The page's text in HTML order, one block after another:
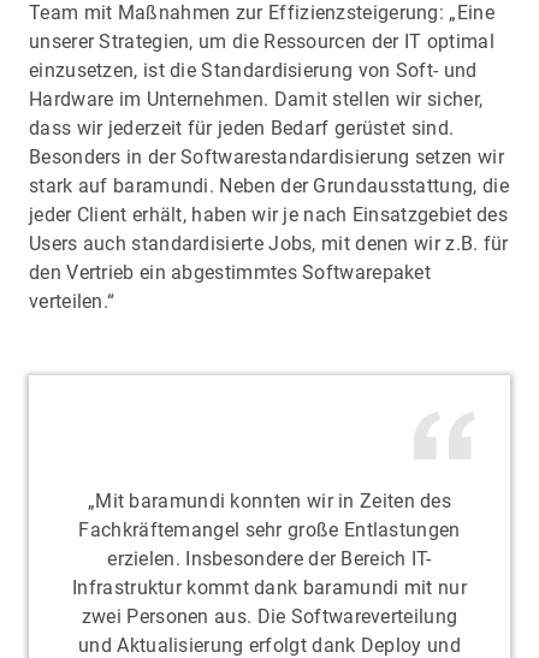
Team mit Maßnahmen zur Effizienzsteigerung: „Eine
unserer Strategien, um die Ressourcen der IT optimal
einzusetzen, ist die Standardisierung von Soft- und
Hardware im Unternehmen. Damit stellen wir sicher,
dass wir jederzeit für jeden Bedarf gerüstet sind.
Besonders in der Softwarestandardisierung setzen wir
stark auf baramundi. Neben der Grundausstattung, die
jeder Client erhält, haben wir je nach Einsatzgebiet des
Users auch standardisierte Jobs, mit denen wir z.B. für
den Vertrieb ein abgestimmtes Softwarepaket
verteilen.“
„Mit baramundi konnten wir in Zeiten des
Fachkräftemangel sehr große Entlastungen
erzielen. Insbesondere der Bereich IT-
Infrastruktur kommt dank baramundi mit nur
zwei Personen aus. Die Softwareverteilung
und Aktualisierung erfolgt dank Deploy und